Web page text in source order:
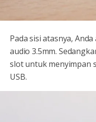
Pada sisi atasnya,
audio 3.5mm.
slot untuk menyimpan
USB.